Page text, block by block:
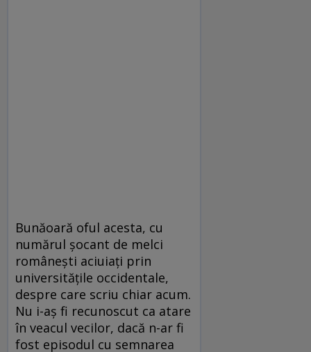
Bunăoară oful acesta, cu
numărul șocant de melci
românești aciuiați prin
universitățile occidentale,
despre care scriu chiar acum.
Nu i-aș fi recunoscut ca atare
în veacul vecilor, dacă n-ar fi
fost episodul cu semnarea